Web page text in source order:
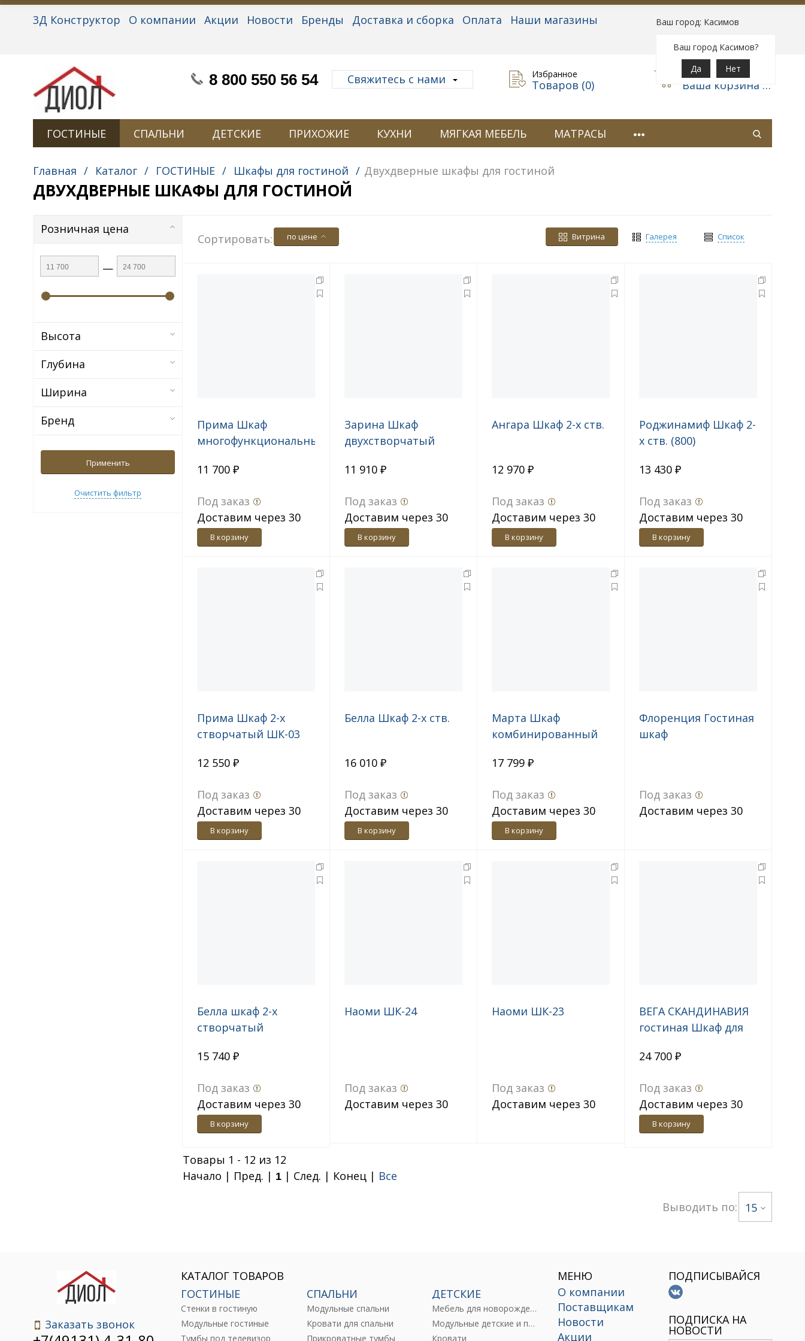
Ваш город: Касимов
Ваш город Касимов?
Да
Нет
Вход |Регистрация
3Д Конструктор О компании Акции Новости Бренды Доставка и сборка Оплата
Наши магазины
8 800 550 56 54 Свяжитесь с нами Избранное
Товаров (0)
Корзина
Ваша корзина пуста
ГОСТИНЫЕ СПАЛЬНИ ДЕТСКИЕ ПРИХОЖИЕ КУХНИ МЯГКАЯ МЕБЕЛЬ МАТРАСЫ
Главная / Каталог / ГОСТИНЫЕ / Шкафы для гостиной / Двухдверные шкафы для гостиной
ДВУХДВЕРНЫЕ ШКАФЫ ДЛЯ ГОСТИНОЙ
Розничная цена
—
Высота
Глубина
Ширина
Бренд
Применить
Очистить фильтр
Список
Галерея
Витрина
Сортировать: по цене
Прима Шкаф
многофункциональный
11 700 ₽
Под заказ
Доставим через 30
дн.В корзину
Зарина Шкаф
двухстворчатый
11 910 ₽
Под заказ
Доставим через 30
дн.В корзину
Ангара Шкаф 2-х ств.
12 970 ₽
Под заказ
Доставим через 30
дн.В корзину
Роджинамиф Шкаф 2-
х ств. (800)
13 430 ₽
Под заказ
Доставим через 30
дн.В корзину
Прима Шкаф 2-х
створчатый ШК-03
12 550 ₽
Под заказ
Доставим через 30
дн.В корзину
Белла Шкаф 2-х ств.
16 010 ₽
Под заказ
Доставим через 30
дн.В корзину
Марта Шкаф
комбинированный
17 799 ₽
Под заказ
Доставим через 30
дн.В корзину
Флоренция Гостиная
шкаф
Под заказ
Доставим через 30
Белла шкаф 2-х
створчатый
15 740 ₽
Под заказ
Доставим через 30
дн.В корзину
Наоми ШК-24
Под заказ
Доставим через 30
Наоми ШК-23
Под заказ
Доставим через 30
ВЕГА СКАНДИНАВИЯ
гостиная Шкаф для
Дуб Каньон, глянец
24 700 ₽
Под заказ
Доставим через 30
дн.В корзину
Товары 1 - 12 из 12
Начало | Пред. | 1 | След. | Конец | Все
Выводить по: 15
Заказать звонок
КАТАЛОГ ТОВАРОВ
ГОСТИНЫЕ
Стенки в гостиную
Модульные гостиные
Тумбы под телевизор
СПАЛЬНИ
Модульные спальни
Кровати для спальни
Прикроватные тумбы
ДЕТСКИЕ
Мебель для новорожденных
Модульные детские и подростковые
Кровати
МЕНЮ
О компании
Поставщикам
Новости
Акции
ПОДПИСЫВАЙСЯ
ПОДПИСКА НА
НОВОСТИ